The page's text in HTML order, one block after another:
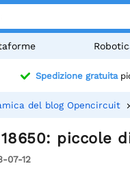
Spedizione gratuita
del blog Opencircuit
piccole
07-12